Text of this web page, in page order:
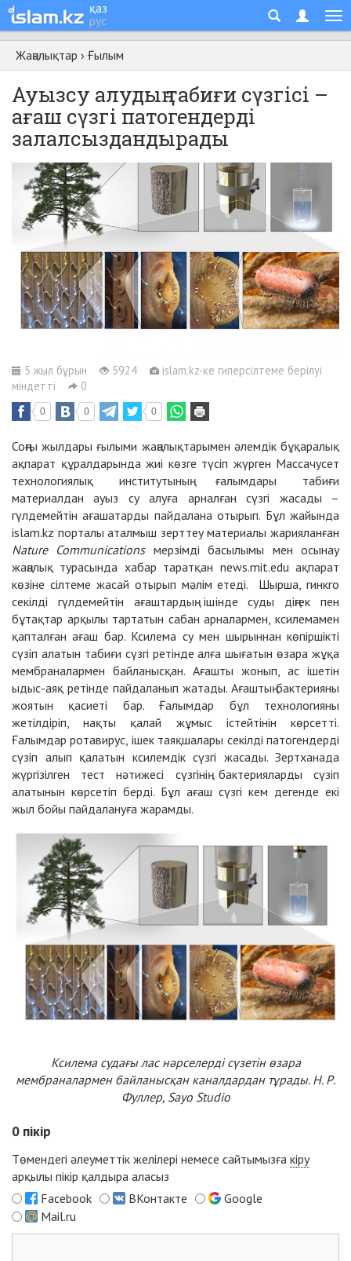
қаз
рус
Жаңалықтар › Ғылым
Ауызсу алудың табиғи сүзгісі –
ағаш сүзгі патогендерді
залалсыздандырады
5 жыл бұрын 5924
islam.kz-ке гиперсілтеме берілуі
міндетті
0
0 0 0
Соңғы жылдары ғылыми жаңалықтарымен әлемдік бұқаралық
ақпарат құралдарында жиі көзге түсіп жүрген Массачусет
технологиялық институтының ғалымдары табиғи
материалдан ауыз су алуға арналған сүзгі жасады –
гүлдемейтін ағашатарды пайдалана отырып. Бұл жайында
islam.kz порталы аталмыш зерттеу материалы жарияланған
Nature Communications мерзімді басылымы мен осынау
жаңалық турасында хабар таратқан news.mit.edu ақпарат
көзіне сілтеме жасай отырып мәлім етеді. Шырша, гинкго
секілді гүлдемейтін ағаштардың ішінде суды діңгек пен
бұтақтар арқылы тартатын сабан арналармен, ксилемамен
қапталған ағаш бар. Ксилема су мен шырыннан көпіршікті
сүзіп алатын табиғи сүзгі ретінде алға шығатын өзара жұқа
мембраналармен байланысқан. Ағашты жонып, ас ішетін
ыдыс-аяқ ретінде пайдаланып жатады. Ағаштың бактерияны
жоятын қасиеті бар. Ғалымдар бұл технологияны
жетілдіріп, нақты қалай жұмыс істейтінін көрсетті.
Ғалымдар ротавирус, ішек таяқшалары секілді патогендерді
сүзіп алып қалатын ксилемдік сүзгі жасады. Зертханада
жүргізілген тест нәтижесі сүзгінің бактерияларды сүзіп
алатынын көрсетіп берді. Бұл ағаш сүзгі кем дегенде екі
жыл бойы пайдалануға жарамды.
Ксилема судағы лас нәрселерді сүзетін өзара
мембраналармен байланысқан каналдардан тұрады. Н. Р.
Фуллер, Sayo Studio
0 пікір
Төмендегі әлеуметтік желілері немесе сайтымызға кіру
арқылы пікір қалдыра аласыз
Facebook
ВКонтакте
Google
Mail.ru